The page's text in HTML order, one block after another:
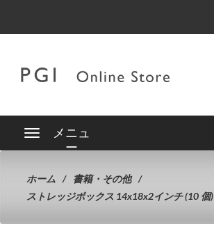
メニュ
ー
ホーム
書籍・その他
ストレッジボックス 14x18x2インチ (10 個)